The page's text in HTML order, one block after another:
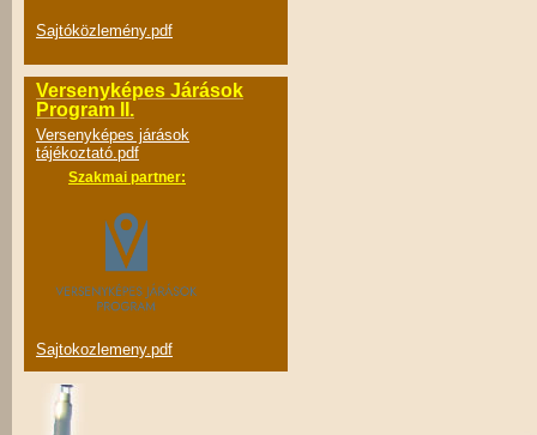
Sajtóközlemény.pdf
Versenyképes Járások
Program II.
Versenyképes járások
tájékoztató.pdf
Szakmai partner:
Sajtokozlemeny.pdf